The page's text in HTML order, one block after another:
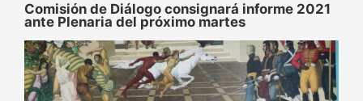
Comisión de Diálogo consignará informe 2021
ante Plenaria del próximo martes